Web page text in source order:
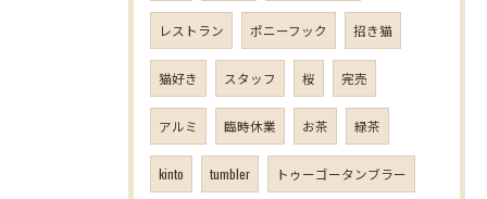
レストラン ポニーフック 招き猫
猫好き スタッフ 桜 完売
アルミ 臨時休業 お茶 緑茶
kinto tumbler トゥーゴータンブラー